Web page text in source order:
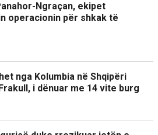
Ngraçan, ekipet
operacionin për shkak të
nga Kolumbia në Shqipëri
i dënuar me 14 vite burg